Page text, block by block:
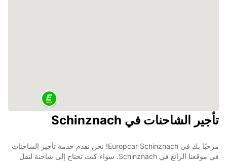
تأجير الشاحنات في Schinznach
مرحبًا بك في Europcar Schinznach! نحن نقدم خدمة تأجير الشاحنات
في موقعنا الرائع في Schinznach. سواء كنت تحتاج إلى شاحنة لنقل